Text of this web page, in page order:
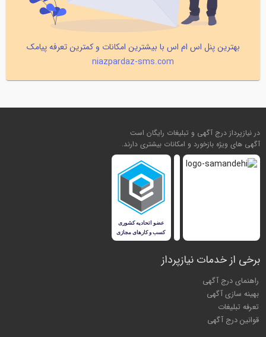
بهترین پنل اس ام اس با بیشترین امکانات و کمترین تعرفه پیامک
niazpardaz-sms.com
در نیازپرداز درج آگهی و تبلیغات رایگان است
آگهی های ویژه بازخورد و امکانات بیشتری دارند.
برخی از خدمات نیازپرداز
راهنمای درج آگهی
بهینه سازی آگهی
تعرفه تبلیغات
قوانین درج آگهی